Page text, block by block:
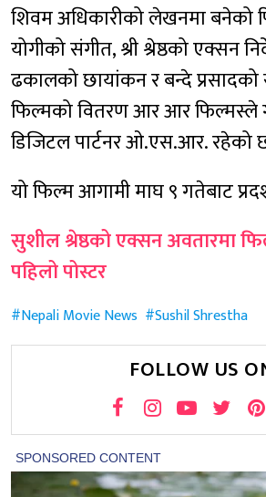
शिवम अधिकारीको लेखनमा बनेको
योगीको संगीत, श्री श्रेष्ठको एक्सन
ढकालको छायांकन र बन्दे
फिल्मको वितरण आर आर फिल्मस्ले
डिजिटल पार्टनर ओ.एस.आर. रहेको
यो फिल्म आगामी माघ ९ गतेबाट
सुशील श्रेष्ठको एक्सन अवतारमा
पहिलो पोस्टर
Nepali Movie News Sushil Shrestha
FOLLOW US